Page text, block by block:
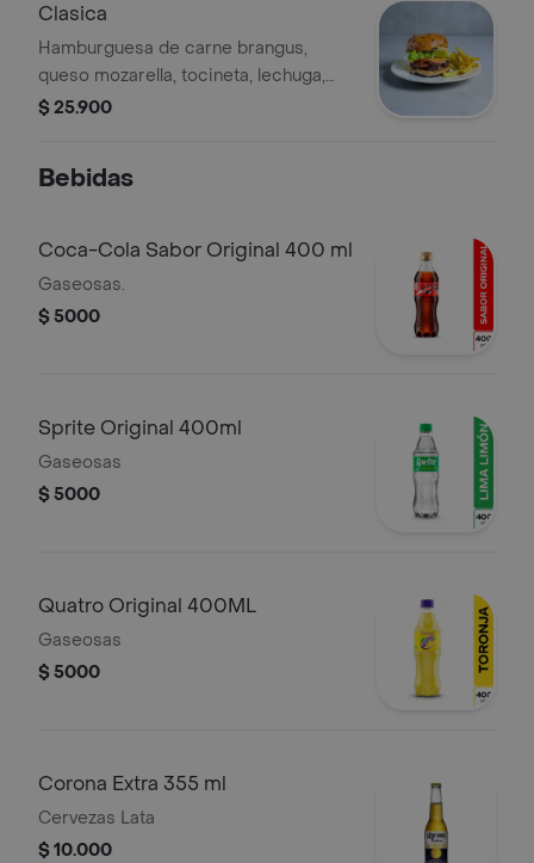
Clasica
Hamburguesa de carne brangus,
queso mozarella, tocineta, lechuga,
tomate, salsas de maíz dulce y bbq
$ 25.900
Bebidas
Coca-Cola Sabor Original 400 ml
Gaseosas.
$ 5000
Sprite Original 400ml
Gaseosas
$ 5000
Quatro Original 400ML
Gaseosas
$ 5000
Corona Extra 355 ml
Cervezas Lata
$ 10.000